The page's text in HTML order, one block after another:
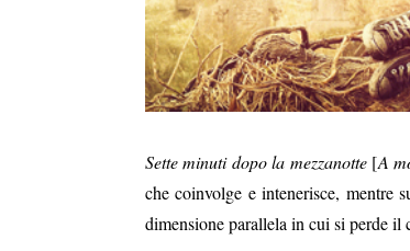
Sette minuti dopo la mezzanotte [A
che coinvolge e intenerisce, mentre
dimensione parallela in cui si perde il